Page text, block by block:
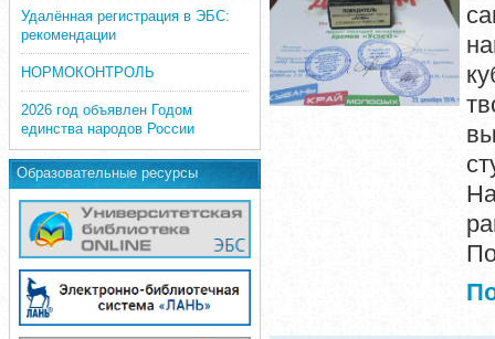
Удалённая регистрация в ЭБС:
рекомендации
НОРМОКОНТРОЛЬ
2026 год объявлен Годом
единства народов России
Образовательные ресурсы